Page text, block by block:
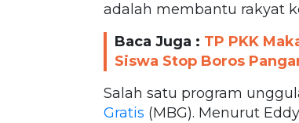
adalah membantu rakyat
Baca Juga : TP PKK
Siswa Stop Boros
Salah satu program
Gratis (MBG). Menurut